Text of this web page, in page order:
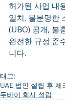
허가된 사업 내
일치, 불분명한
(UBO) 공개, 불
완전한 규정 준
니다.
태그:
UAE 법인 설립 후 체
두바이 회사 설립